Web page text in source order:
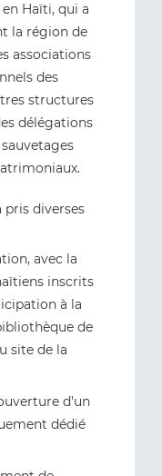
en Haïti, qui a
la région de
associations
des
structures
délégations
pris diverses
avec la
inscrits
à la
de
site de la
d'un
dédié